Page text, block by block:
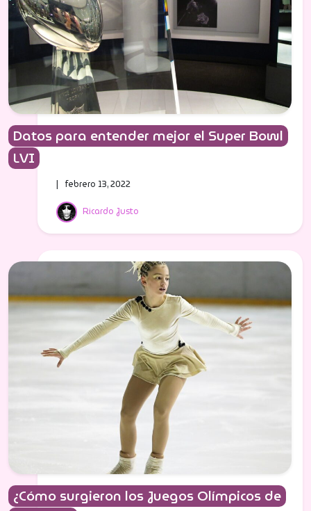
Datos para entender mejor el Super Bowl
LVI
Ricardo Justo
| febrero 13, 2022
¿Cómo surgieron los Juegos Olímpicos de